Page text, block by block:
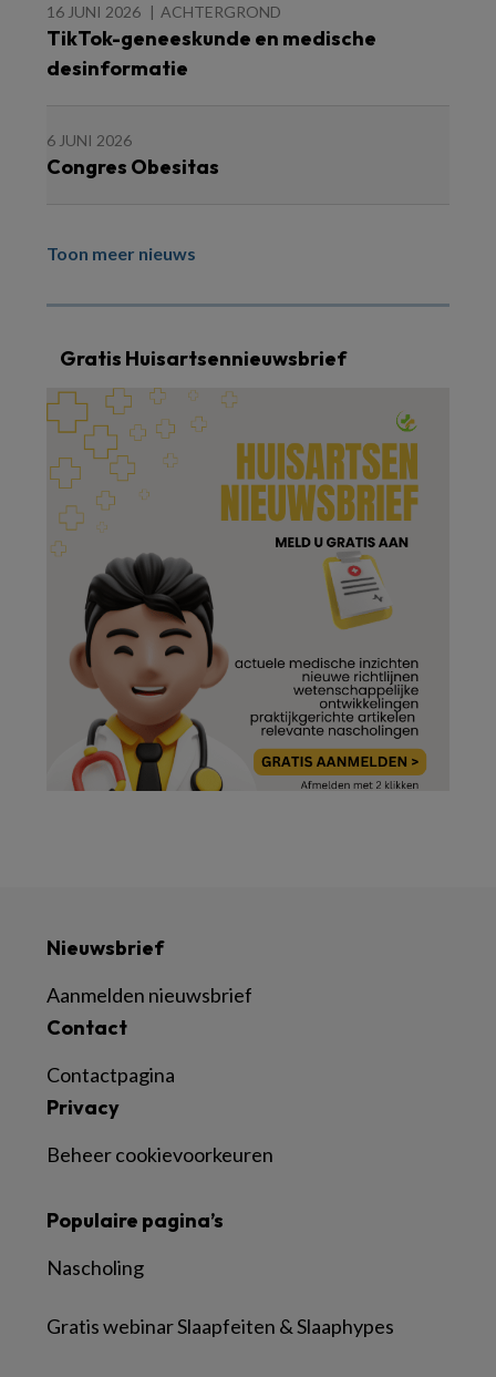
16 JUNI 2026 ACHTERGROND
TikTok-geneeskunde en medische
desinformatie
6 JUNI 2026
Congres Obesitas
Toon meer nieuws
Gratis Huisartsennieuwsbrief
Nieuwsbrief
Aanmelden nieuwsbrief
Contact
Contactpagina
Privacy
Beheer cookievoorkeuren
Populaire pagina’s
Nascholing
Gratis webinar Slaapfeiten & Slaaphypes